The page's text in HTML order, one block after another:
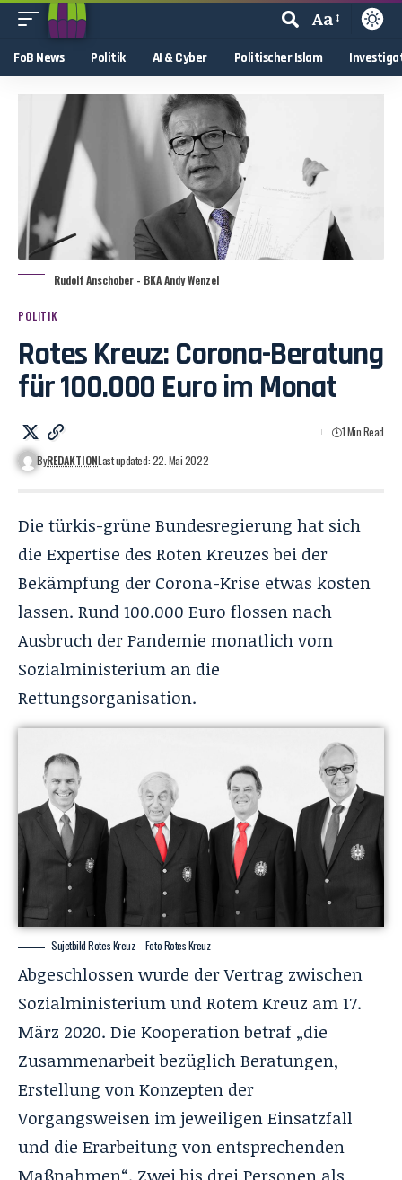
Aa
FoB News Politik AI & Cyber Politischer Islam
Rudolf Anschober - BKA Andy Wenzel
POLITIK
Rotes Kreuz: Corona-Beratung
für 100.000 Euro im Monat
ByREDAKTIONLast updated: 22. Mai 2022
1 Min Read
Die türkis-grüne Bundesregierung hat sich
die Expertise des Roten Kreuzes bei der
Bekämpfung der Corona-Krise etwas kosten
lassen. Rund 100.000 Euro flossen nach
Ausbruch der Pandemie monatlich vom
Sozialministerium an die
Rettungsorganisation.
Sujetbild Rotes Kreuz – Foto Rotes Kreuz
Abgeschlossen wurde der Vertrag zwischen
Sozialministerium und Rotem Kreuz am 17.
März 2020. Die Kooperation betraf „die
Zusammenarbeit bezüglich Beratungen,
Erstellung von Konzepten der
Vorgangsweisen im jeweiligen Einsatzfall
und die Erarbeitung von entsprechenden